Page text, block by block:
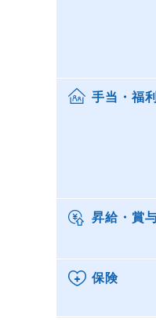
手当・福
昇給・賞
保険